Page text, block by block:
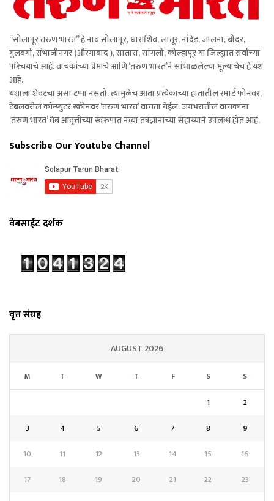
“सोलापूर तरुण भारत” हे नाव सोलापूर, धाराशिव, लातूर, नांदेड, जालना, बीदर,
गुलबर्गा, संभाजीनगर (औरंगाबाद ), सातारा, सांगली, कोल्हापूर या जिल्ह्यात सर्वांच्या
परिचयाचे आहे. वाचकांच्या प्रेमाचे आणि ‘तरुण भारत’ने सांभाळलेल्या मूल्यांचेच हे यश
आहे.
यशाला शेवटचा असा टप्पा नसतो. त्यामुळेच आता प्रत्येकाच्या हातातील स्मार्ट फोनवर,
टेबलवरील कॉम्प्युटर स्क्रीनवर ‘तरुण भारत’ वाचता येईल. जगभरातील वाचकांना
‘तरुण भारत’ वेब आवृत्तीच्या स्वरुपात नव्या तंत्रज्ञानाच्या सहाय्याने उपलब्ध होत आहे.
Subscribe Our Youtube Channel
वेबसाईट दर्शक
वृत्त संग्रह
AUGUST 2026
M T W T F S S
1
2
3
4 5 6 7 8
9
10
11 12 13 14 15
16
17
18 19 20 21 22
23